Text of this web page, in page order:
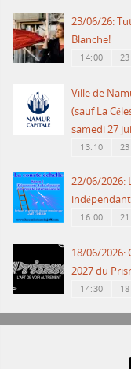
23/06/26:
Blanche!
14:00
Ville de
(sauf La
samedi 27
13:10
22/06/2026:
16:00
18/06/2026:
2027 du
14:30